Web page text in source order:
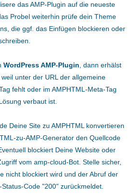
das AMP-Plugin auf die neueste
Probel weiterhin prüfe dein Theme
die ggf. das Einfügen blockieren oder
WordPress AMP-Plugin , dann erhälst
unter der URL der allgemeine
fehlt oder im AMPHTML-Meta-Tag
verbaut ist.
Deine Site zu AMPHTML konvertieren
zu-AMP-Generator den Quellcode
blockiert Deine Website oder
vom amp-cloud-Bot. Stelle sicher,
nicht blockiert wird und der Abruf der
Code "200" zurückmeldet.